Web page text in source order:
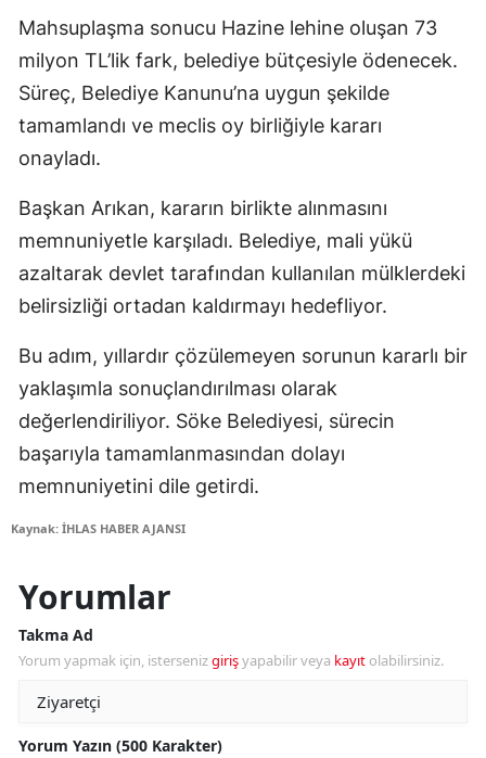
Mahsuplaşma sonucu Hazine lehine oluşan 73
milyon TL’lik fark, belediye bütçesiyle ödenecek.
Süreç, Belediye Kanunu’na uygun şekilde
tamamlandı ve meclis oy birliğiyle kararı
onayladı.
Başkan Arıkan, kararın birlikte alınmasını
memnuniyetle karşıladı. Belediye, mali yükü
azaltarak devlet tarafından kullanılan mülklerdeki
belirsizliği ortadan kaldırmayı hedefliyor.
Bu adım, yıllardır çözülemeyen sorunun kararlı bir
yaklaşımla sonuçlandırılması olarak
değerlendiriliyor. Söke Belediyesi, sürecin
başarıyla tamamlanmasından dolayı
memnuniyetini dile getirdi.
Kaynak: İHLAS HABER AJANSI
Yorumlar
Takma Ad
Yorum yapmak için, istersenizgirişyapabilir veya kayıt olabilirsiniz.
Yorum Yazın (500 Karakter)